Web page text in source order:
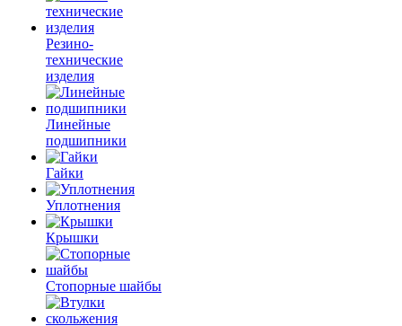
Резино-
технические
изделия
Линейные
подшипники
Гайки
Уплотнения
Крышки
Стопорные шайбы